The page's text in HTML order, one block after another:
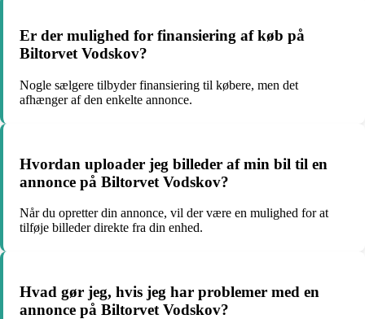
Er der mulighed for finansiering af køb på
Biltorvet Vodskov?
Nogle sælgere tilbyder finansiering til købere, men det
afhænger af den enkelte annonce.
Hvordan uploader jeg billeder af min bil til en
annonce på Biltorvet Vodskov?
Når du opretter din annonce, vil der være en mulighed for at
tilføje billeder direkte fra din enhed.
Hvad gør jeg, hvis jeg har problemer med en
annonce på Biltorvet Vodskov?